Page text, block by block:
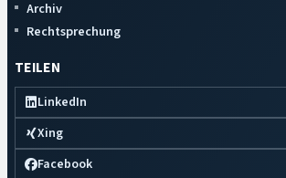
Archiv
Rechtsprechung
TEILEN
LinkedIn
Xing
Facebook